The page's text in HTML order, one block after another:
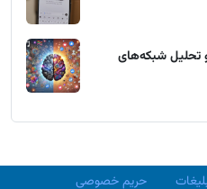
شبکه‌های
حریم خصوصی